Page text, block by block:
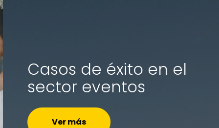
Casos de éxito en el
sector eventos
Ver más